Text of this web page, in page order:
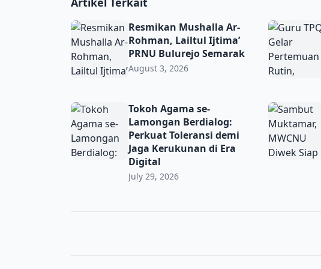
Resmikan Mushalla Ar-Rohman, Lailtul Ijtima’ PRNU
Resmikan Mushalla Ar-
Rohman, Lailtul Ijtima’
PRNU Bulurejo Semarak
August 3, 2026
Guru TPQ
Tokoh Agama se-Lamongan Berdialog: Perkuat
Tokoh Agama se-
Lamongan Berdialog:
Perkuat Toleransi demi
Jaga Kerukunan di Era
Digital
July 29, 2026
Sambut